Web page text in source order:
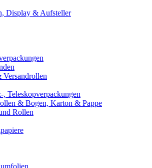
Display & Aufsteller
Versandrollen
, Teleskopverpackungen
& Bogen, Karton & Pappe
Rollen